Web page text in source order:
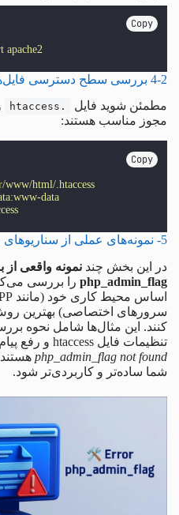
Copy
apache2
4-2 بررسی سطح دسترسی فایل‌ها
مطمئن شوید فایل
.htaccess
مجوز مناسب هستند:
Copy
www/html/.htaccess
data
5- نمونه‌های عملی از سناریوهای مختلف
در این بخش چند نمونه واقعی
php_admin_flag را بررسی
سرورهای اختصاصی) بهترین
تنظیمات فایل htaccess و رفع پیام‌های مرتبط مانند
php_admin_flag not found هستند
شما ساده‌تر و کاربردی‌تر شود.